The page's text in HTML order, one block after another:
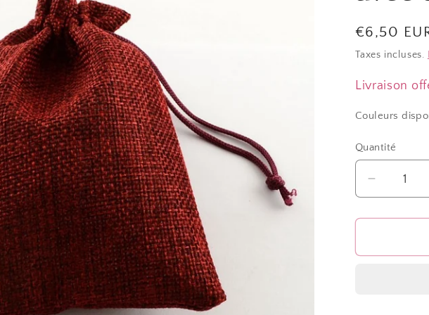
Prix
habituel
€6,50
Taxes incluses.
Livraison
Couleurs
Quantité
Quantité
Réduire
la
quantité